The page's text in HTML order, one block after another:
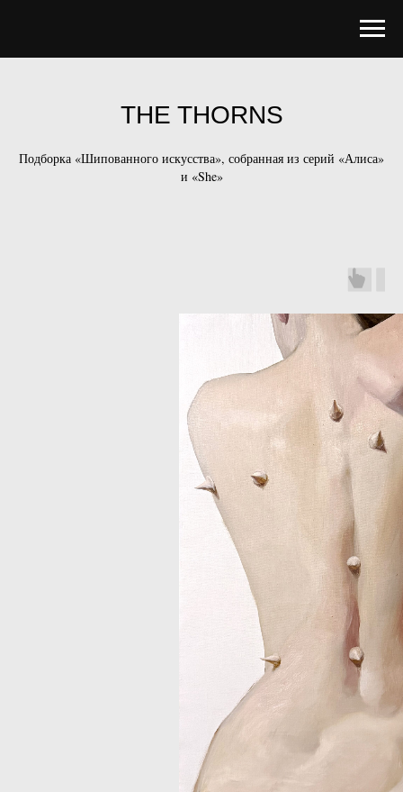
THE THORNS
Подборка «Шипованного искусства», собранная из серий «Алиса»
и «She»